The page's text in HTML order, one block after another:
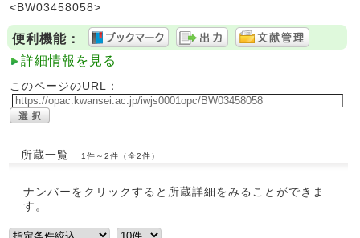
<BW03458058>
便利機能：
詳細情報を見る
このページのURL：
所蔵一覧 1件～2件（全2件）
ナンバーをクリックすると所蔵詳細をみることができま
す。